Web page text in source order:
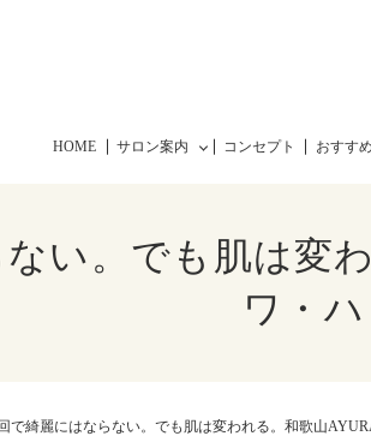
HOME サロン案内 コンセプト おすす
ない。でも肌は変
ワ・ハ
回で綺麗にはならない。でも肌は変われる。和歌山